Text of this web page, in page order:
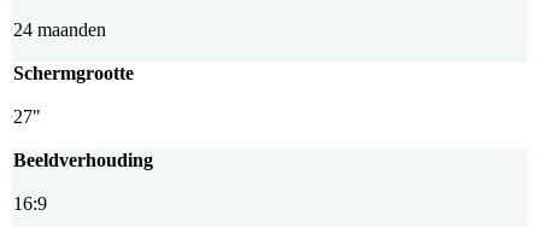
24 maanden
Schermgrootte
27"
Beeldverhouding
16:9